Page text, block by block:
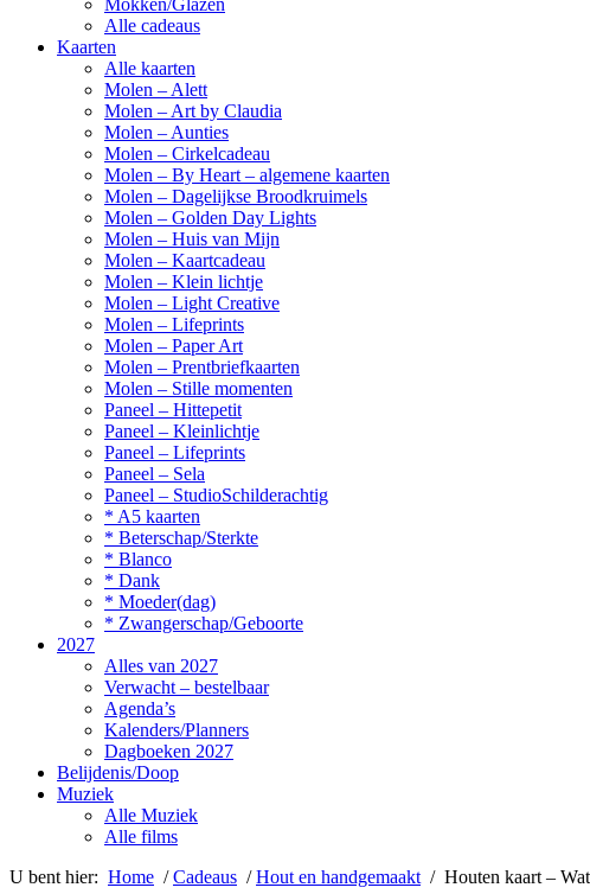
Mokken/Glazen
Alle cadeaus
Kaarten
Alle kaarten
Molen – Alett
Molen – Art by Claudia
Molen – Aunties
Molen – Cirkelcadeau
Molen – By Heart – algemene kaarten
Molen – Dagelijkse Broodkruimels
Molen – Golden Day Lights
Molen – Huis van Mijn
Molen – Kaartcadeau
Molen – Klein lichtje
Molen – Light Creative
Molen – Lifeprints
Molen – Paper Art
Molen – Prentbriefkaarten
Molen – Stille momenten
Paneel – Hittepetit
Paneel – Kleinlichtje
Paneel – Lifeprints
Paneel – Sela
Paneel – StudioSchilderachtig
* A5 kaarten
* Beterschap/Sterkte
* Blanco
* Dank
* Moeder(dag)
* Zwangerschap/Geboorte
2027
Alles van 2027
Verwacht – bestelbaar
Agenda’s
Kalenders/Planners
Dagboeken 2027
Belijdenis/Doop
Muziek
Alle Muziek
Alle films
U bent hier: Home /Cadeaus /Hout en handgemaakt / Houten kaart –